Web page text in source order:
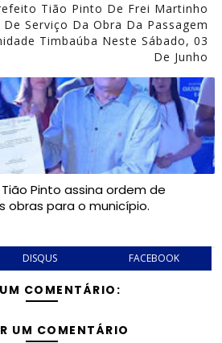
Tião Pinto De Frei Martinho
Serviço Da Obra Da Passagem
Timbaúba Neste Sábado, 03
De Junho
Pinto assina ordem de
obras para o município.
DISQUS FACEBOOK
COMENTÁRIO:
UM COMENTÁRIO